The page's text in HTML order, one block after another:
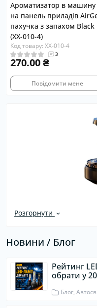
Ароматизатор в машину
на панель приладів
пахучка з запахом Black
(XX-010-4)
Код товару: XX-010-4
3
270.00 ₴
Повідомити мене
Розгорнути
Новини / Блог
Рейтинг
обрати у
Блог,